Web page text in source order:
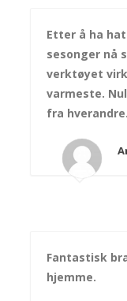
Etter å ha
sesonger nå
verktøyet
varmeste.
fra hverandre.
Fantastisk
hjemme.